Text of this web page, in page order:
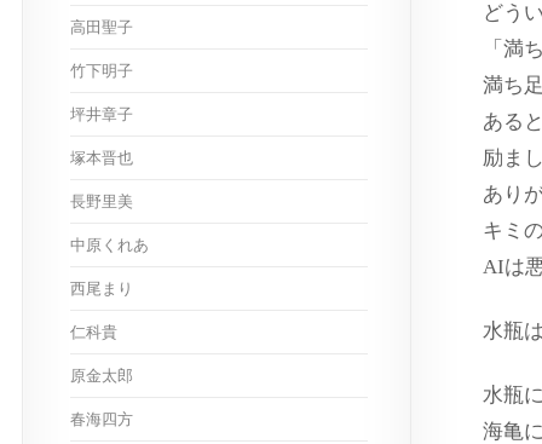
どう
「満
満ち
ある
励ま
あり
キミ
AIは
水瓶
水瓶
海亀
高田聖子
竹下明子
坪井章子
塚本晋也
長野里美
中原くれあ
西尾まり
仁科貴
原金太郎
春海四方